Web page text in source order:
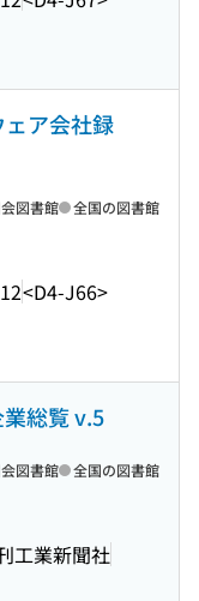
ア会社録
<D4-J66>
図書館 全国の図書館
総覧 v.5
工業新聞社
図書館 全国の図書館